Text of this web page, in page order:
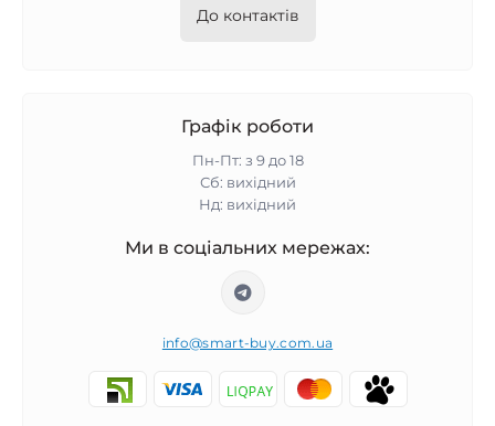
До контактів
Графік роботи
Пн-Пт: з 9 до 18
Сб: вихідний
Нд: вихідний
Ми в соціальних мережах:
info@smart-buy.com.ua